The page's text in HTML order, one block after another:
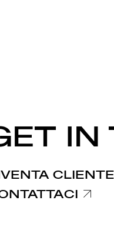
IN
CLIENTE